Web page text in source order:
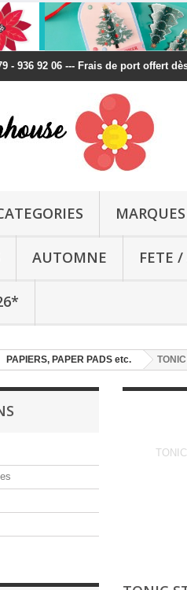
- 936 92 06 --- Frais de port offert
MARQUES
AUTOMNE FETE
PAPIERS, PAPER PADS etc.